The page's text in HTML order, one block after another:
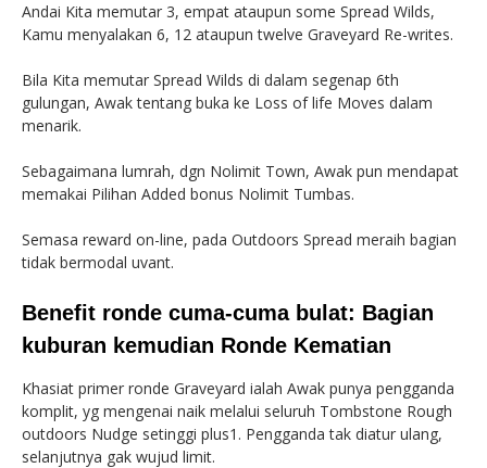
Andai Kita memutar 3, empat ataupun some Spread Wilds,
Kamu menyalakan 6, 12 ataupun twelve Graveyard Re-writes.
Bila Kita memutar Spread Wilds di dalam segenap 6th
gulungan, Awak tentang buka ke Loss of life Moves dalam
menarik.
Sebagaimana lumrah, dgn Nolimit Town, Awak pun mendapat
memakai Pilihan Added bonus Nolimit Tumbas.
Semasa reward on-line, pada Outdoors Spread meraih bagian
tidak bermodal uvant.
Benefit ronde cuma-cuma bulat: Bagian
kuburan kemudian Ronde Kematian
Khasiat primer ronde Graveyard ialah Awak punya pengganda
komplit, yg mengenai naik melalui seluruh Tombstone Rough
outdoors Nudge setinggi plus1. Pengganda tak diatur ulang,
selanjutnya gak wujud limit.